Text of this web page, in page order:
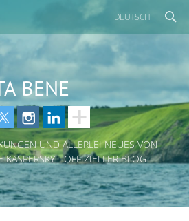
DEUTSCH
BENE
UND ALLERLEI NEUES VON
KASPERSKY - OFFIZIELLER BLOG